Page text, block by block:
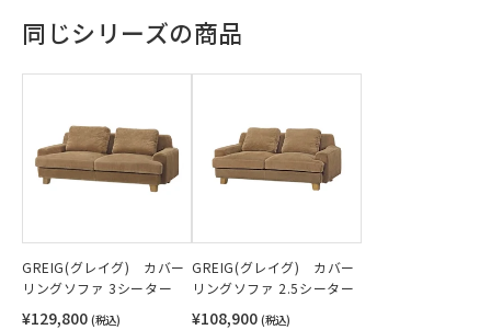
同じシリーズの商品
GREIG(グレイグ) カバー
リングソファ 3シーター
¥129,800 (税込)
GREIG(グレイグ) カバー
リングソファ 2.5シーター
¥108,900 (税込)